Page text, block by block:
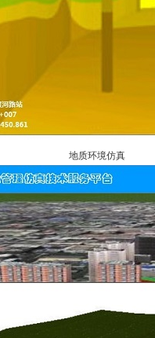
地质环境仿真